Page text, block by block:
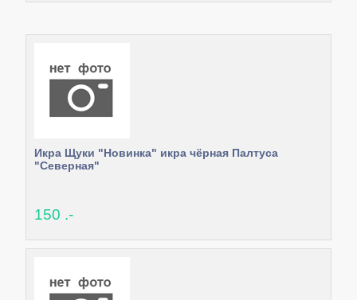
Икра Щуки "Новинка" икра чёрная Палтуса
"Северная"
150 .-